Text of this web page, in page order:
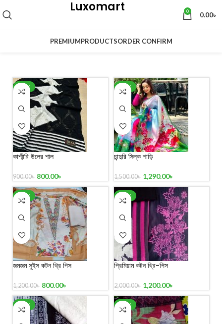
Luxomart 0 0.00৳
PREMIUMPRODUCTSORDER CONFIRM
-11%
কাশ্মীরি উলের শাল
900.00৳ 800.00৳
-14%
চান্দুরি সিল্ক শাড়ি
1,500.00৳ 1,290.00৳
-33%
জমজম সুইস কটন থ্রি পিস
1,200.00৳ 800.00৳
-40%
প্রিমিয়াম কটন থ্রি-পিস
2,000.00৳ 1,200.00৳
-33% -32%